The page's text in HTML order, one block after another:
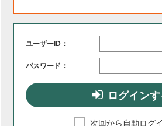
ユーザーID：
パスワード：
ログインす
次回から自動ログ